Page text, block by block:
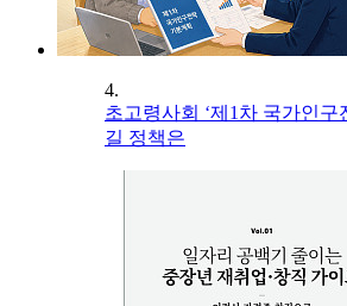
4.
초고령사회 ‘제1차 국가인구
길 정책은